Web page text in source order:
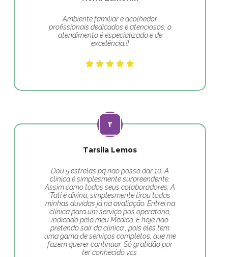
Ambiente familiar e acolhedor
profissionais dedicados e atenciosos, o
atendimento é especializado e de
excelência.!!
Tarsila Lemos
Dou 5 estrelas pq nao posso dar 10. A
clinica é simplesmente surpreendente.
Assim como todos seus colaboradores. A
Tati é divina, simplesmente tirou todas
minhas duvidas já na avaliação. Entrei na
clínica para um serviço pos operatório,
indicado pelo meu Medico. E hoje não
pretendo sair da clinica , pois eles tem
uma gama de serviços completos, que me
fazem querer continuar. Só gratidão por
ter conhecido vcs.